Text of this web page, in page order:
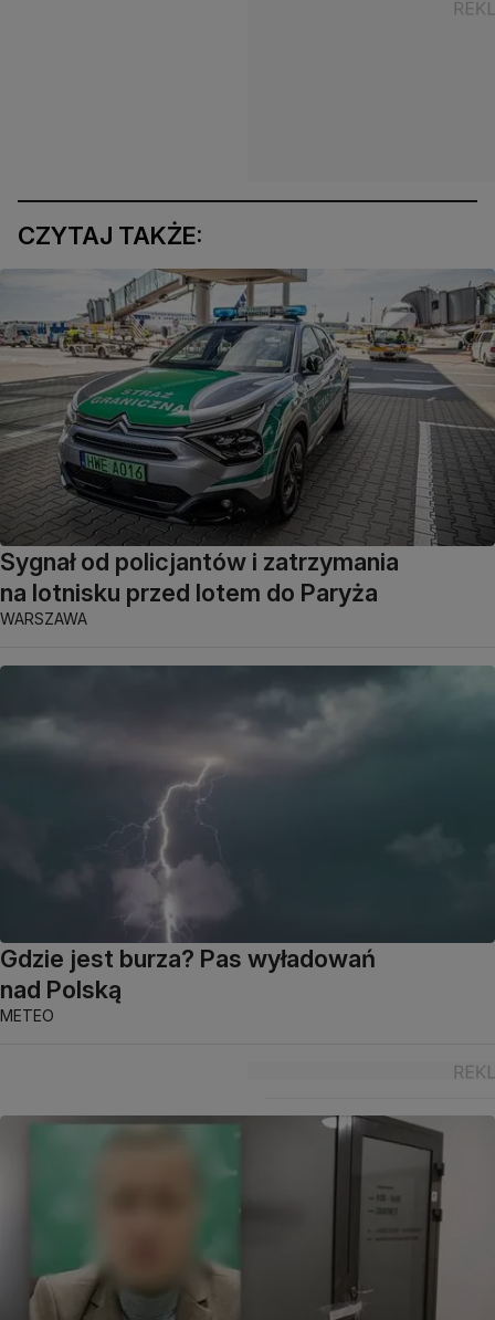
CZYTAJ TAKŻE:
Sygnał od policjantów i zatrzymania
na lotnisku przed lotem do Paryża
WARSZAWA
Gdzie jest burza? Pas wyładowań
nad Polską
METEO